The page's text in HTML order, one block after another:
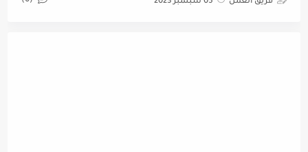
فريق العمل 05 سبتمبر 2023